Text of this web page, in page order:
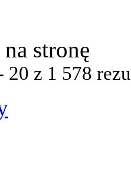
stronę
20 z 1 578